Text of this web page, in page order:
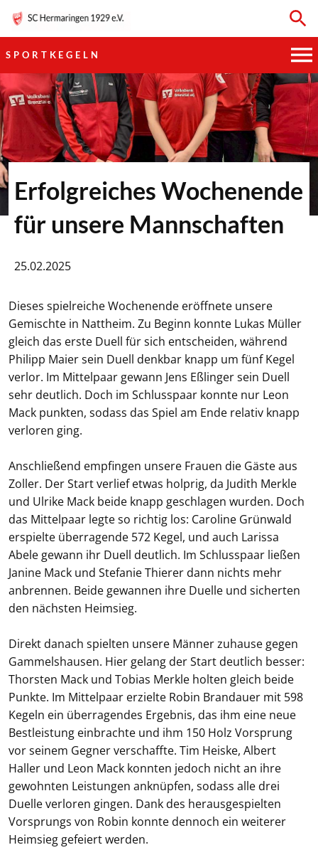
SPORTKEGELN
HAUPTVEREIN
SPORTKEGELN
FUSSBALL
GYMNASTIK
Erfolgreiches Wochenende
für unsere Mannschaften
25.02.2025
Dieses spielreiche Wochenende eröffnete unsere
Gemischte in Nattheim. Zu Beginn konnte Lukas Müller
gleich das erste Duell für sich entscheiden, während
Philipp Maier sein Duell denkbar knapp um fünf Kegel
verlor. Im Mittelpaar gewann Jens Eßlinger sein Duell
sehr deutlich. Doch im Schlusspaar konnte nur Leon
Mack punkten, sodass das Spiel am Ende relativ knapp
verloren ging.
Anschließend empfingen unsere Frauen die Gäste aus
Zoller. Der Start verlief etwas holprig, da Judith Merkle
und Ulrike Mack beide knapp geschlagen wurden. Doch
das Mittelpaar legte so richtig los: Caroline Grünwald
erspielte überragende 572 Kegel, und auch Larissa
Abele gewann ihr Duell deutlich. Im Schlusspaar ließen
Janine Mack und Stefanie Thierer dann nichts mehr
anbrennen. Beide gewannen ihre Duelle und sicherten
den nächsten Heimsieg.
Direkt danach spielten unsere Männer zuhause gegen
Gammelshausen. Hier gelang der Start deutlich besser:
Thorsten Mack und Tobias Merkle holten gleich beide
Punkte. Im Mittelpaar erzielte Robin Brandauer mit 598
Kegeln ein überragendes Ergebnis, das ihm eine neue
Bestleistung einbrachte und ihm 150 Holz Vorsprung
vor seinem Gegner verschaffte. Tim Heiske, Albert
Haller und Leon Mack konnten jedoch nicht an ihre
gewohnten Leistungen anknüpfen, sodass alle drei
Duelle verloren gingen. Dank des herausgespielten
Vorsprungs von Robin konnte dennoch ein weiterer
Heimsieg gefeiert werden.